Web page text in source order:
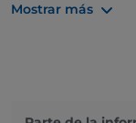
Mostrar más